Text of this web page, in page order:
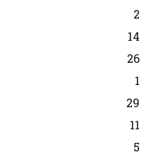
2
14
26
1
29
11
5